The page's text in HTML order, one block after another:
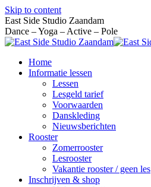
Skip to content
East Side Studio Zaandam
Dance – Yoga – Active – Pole
Home
Informatie lessen
Lessen
Lesgeld tarief
Voorwaarden
Danskleding
Nieuwsberichten
Rooster
Zomerrooster
Lesrooster
Vakantie rooster / geen les
Inschrijven & shop